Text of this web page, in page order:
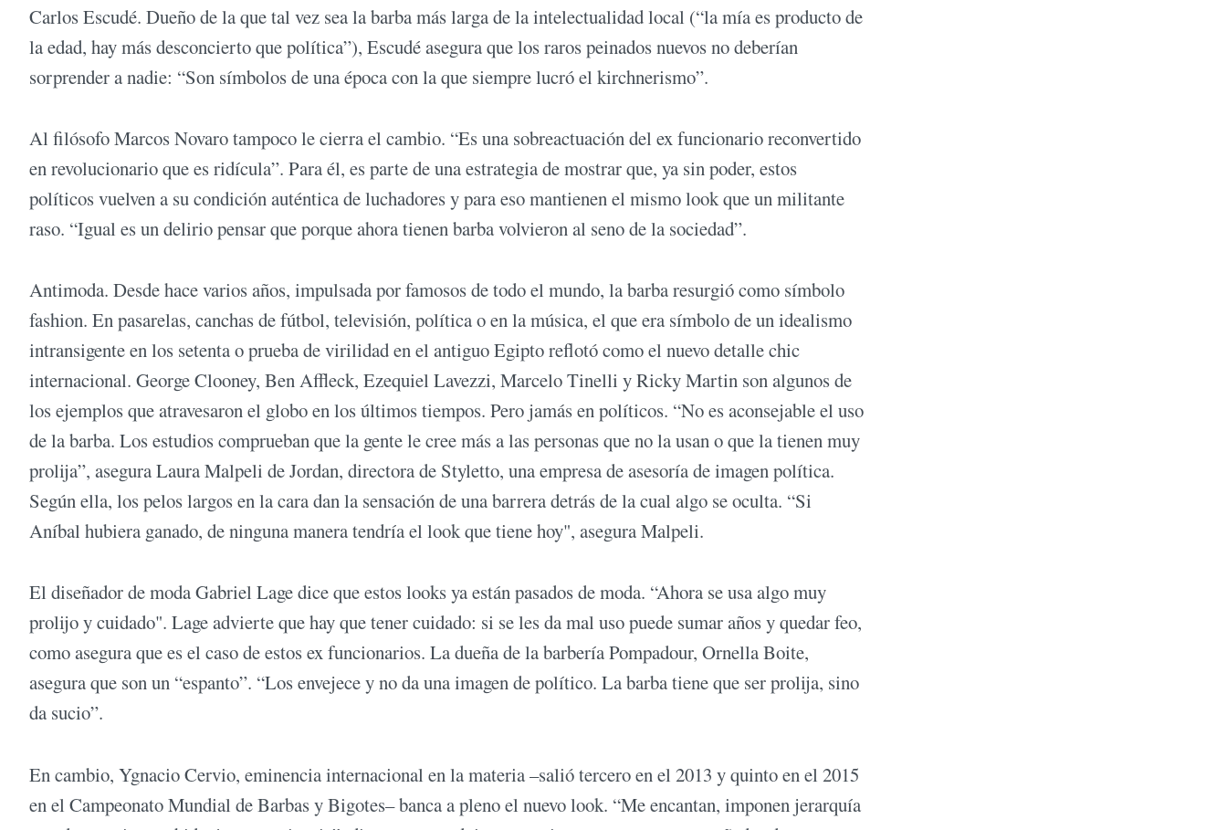
Carlos Escudé. Dueño de la que tal vez sea la barba más larga de la intelectualidad local (“la mía es producto de
la edad, hay más desconcierto que política”), Escudé asegura que los raros peinados nuevos no deberían
sorprender a nadie: “Son símbolos de una época con la que siempre lucró el kirchnerismo”.
Al filósofo Marcos Novaro tampoco le cierra el cambio. “Es una sobreactuación del ex funcionario reconvertido
en revolucionario que es ridícula”. Para él, es parte de una estrategia de mostrar que, ya sin poder, estos
políticos vuelven a su condición auténtica de luchadores y para eso mantienen el mismo look que un militante
raso. “Igual es un delirio pensar que porque ahora tienen barba volvieron al seno de la sociedad”.
Antimoda. Desde hace varios años, impulsada por famosos de todo el mundo, la barba resurgió como símbolo
fashion. En pasarelas, canchas de fútbol, televisión, política o en la música, el que era símbolo de un idealismo
intransigente en los setenta o prueba de virilidad en el antiguo Egipto reflotó como el nuevo detalle chic
internacional. George Clooney, Ben Affleck, Ezequiel Lavezzi, Marcelo Tinelli y Ricky Martin son algunos de
los ejemplos que atravesaron el globo en los últimos tiempos. Pero jamás en políticos. “No es aconsejable el uso
de la barba. Los estudios comprueban que la gente le cree más a las personas que no la usan o que la tienen muy
prolija”, asegura Laura Malpeli de Jordan, directora de Styletto, una empresa de asesoría de imagen política.
Según ella, los pelos largos en la cara dan la sensación de una barrera detrás de la cual algo se oculta. “Si
Aníbal hubiera ganado, de ninguna manera tendría el look que tiene hoy", asegura Malpeli.
El diseñador de moda Gabriel Lage dice que estos looks ya están pasados de moda. “Ahora se usa algo muy
prolijo y cuidado". Lage advierte que hay que tener cuidado: si se les da mal uso puede sumar años y quedar feo,
como asegura que es el caso de estos ex funcionarios. La dueña de la barbería Pompadour, Ornella Boite,
asegura que son un “espanto”. “Los envejece y no da una imagen de político. La barba tiene que ser prolija, sino
da sucio”.
En cambio, Ygnacio Cervio, eminencia internacional en la materia –salió tercero en el 2013 y quinto en el 2015
en el Campeonato Mundial de Barbas y Bigotes– banca a pleno el nuevo look. “Me encantan, imponen jerarquía